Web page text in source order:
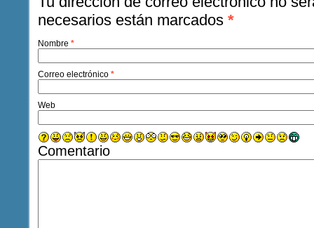
necesarios están marcados *
Nombre *
Correo electrónico *
Web
Comentario